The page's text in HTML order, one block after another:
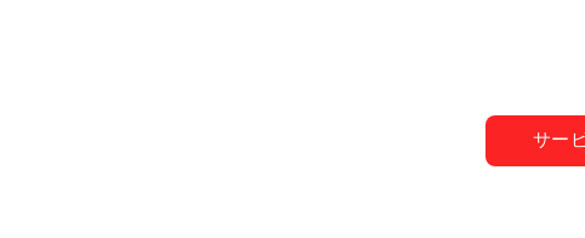
サー